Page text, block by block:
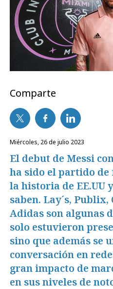
Comparte
miércoles, 26 de julio 2023
El debut de Messi
ha sido el partido
la historia de EE.UU
saben. Lay´s,
Adidas son algunas
solo estuvieron
sino que además se
conversación en
gran impacto de
en sus niveles de